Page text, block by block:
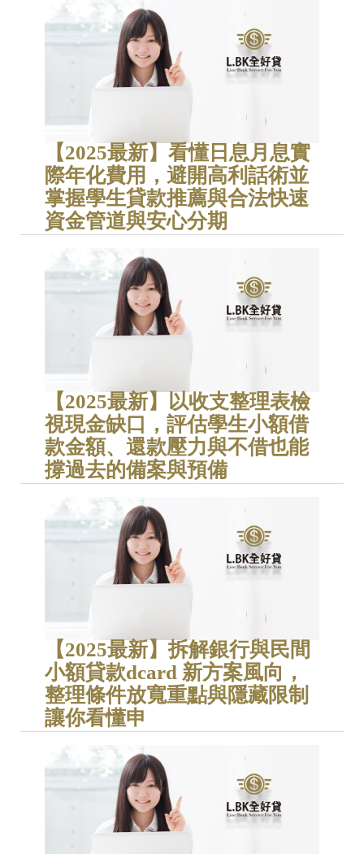
【2025最新】看懂日息月息實
際年化費用，避開高利話術並
掌握學生貸款推薦與合法快速
資金管道與安心分期
【2025最新】以收支整理表檢
視現金缺口，評估學生小額借
款金額、還款壓力與不借也能
撐過去的備案與預備
【2025最新】拆解銀行與民間
小額貸款dcard 新方案風向，
整理條件放寬重點與隱藏限制
讓你看懂申